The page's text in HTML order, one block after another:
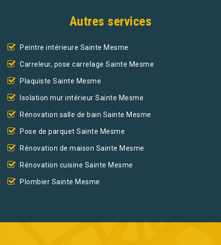
Autres services
Peintre intérieure Sainte Mesme
Carreleur, pose carrelage Sainte Mesme
Plaquiste Sainte Mesme
Isolation mur intérieur Sainte Mesme
Rénovation salle de bain Sainte Mesme
Pose de parquet Sainte Mesme
Rénovation de maison Sainte Mesme
Rénovation cuisine Sainte Mesme
Plombier Sainte Mesme